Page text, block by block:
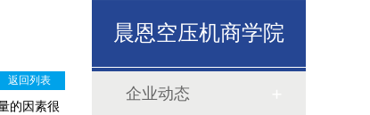
返回列表
的因素很
晨恩空压机商学院
企业动态